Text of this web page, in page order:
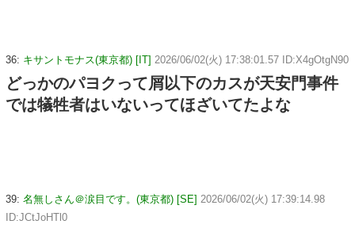
36: キサントモナス(東京都) [IT] 2026/06/02(火) 17:38:01.57 ID:X4gOtgN90
どっかのパヨクって屑以下のカスが天安門事件
では犠牲者はいないってほざいてたよな
39: 名無しさん＠涙目です。(東京都) [SE] 2026/06/02(火) 17:39:14.98
ID:JCtJoHTl0